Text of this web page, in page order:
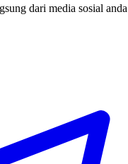
dari media sosial anda